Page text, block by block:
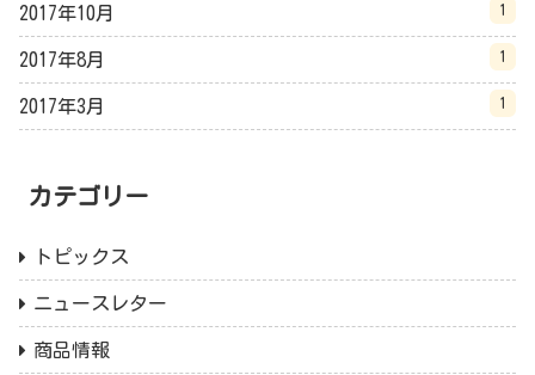
2017年10月 1
2017年8月 1
2017年3月 1
カテゴリー
トピックス
ニュースレター
商品情報